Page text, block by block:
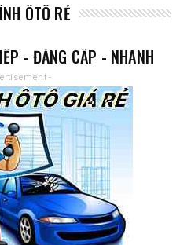
ÔTÔ RẺ
- ĐẲNG CẤP - NHANH
-